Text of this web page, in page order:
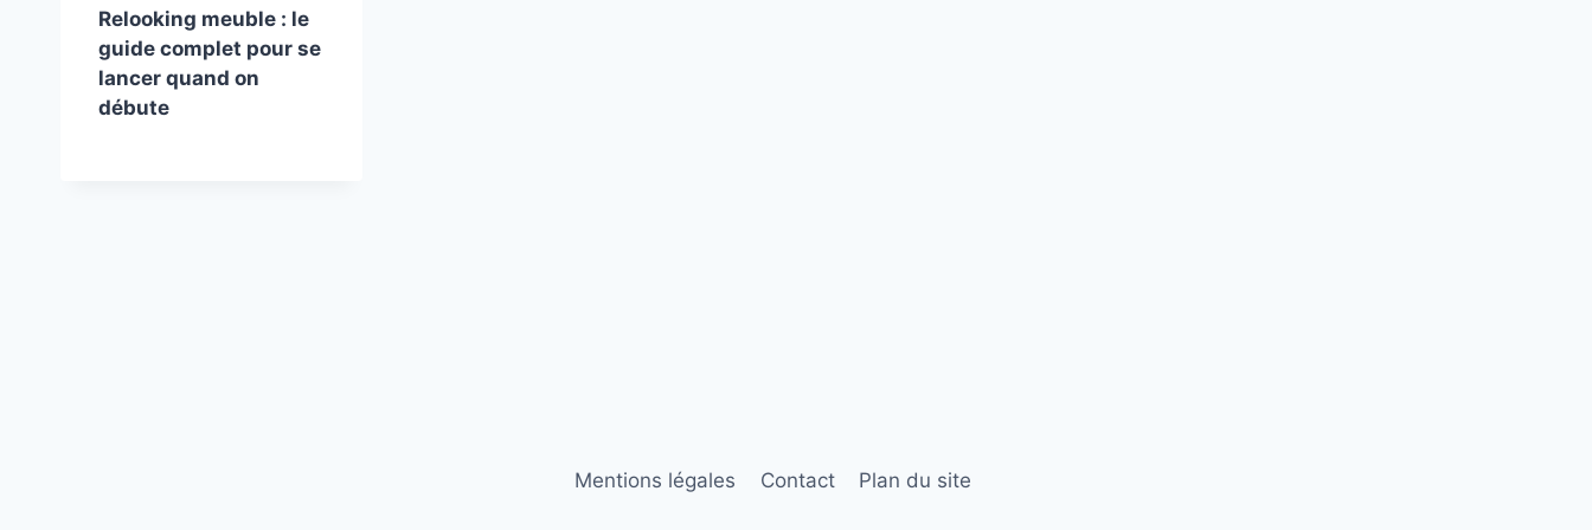
Relooking meuble : le
guide complet pour se
lancer quand on
débute
Mentions légales Contact Plan du site